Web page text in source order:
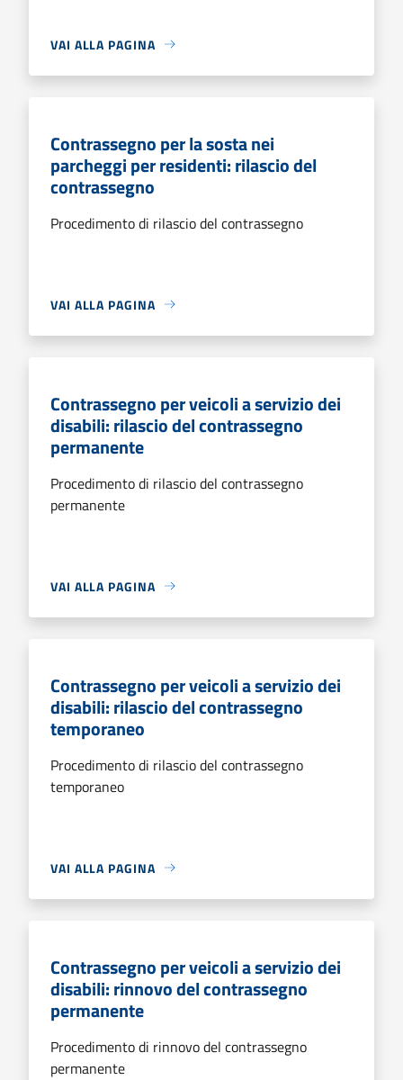
VAI ALLA PAGINA
Contrassegno per la sosta nei
parcheggi per residenti: rilascio del
contrassegno
Procedimento di rilascio del contrassegno
VAI ALLA PAGINA
Contrassegno per veicoli a servizio dei
disabili: rilascio del contrassegno
permanente
Procedimento di rilascio del contrassegno
permanente
VAI ALLA PAGINA
Contrassegno per veicoli a servizio dei
disabili: rilascio del contrassegno
temporaneo
Procedimento di rilascio del contrassegno
temporaneo
VAI ALLA PAGINA
Contrassegno per veicoli a servizio dei
disabili: rinnovo del contrassegno
permanente
Procedimento di rinnovo del contrassegno
permanente